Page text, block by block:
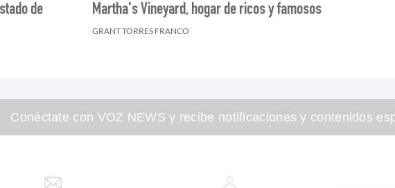
de
Martha's Vineyard, hogar de ricos y famosos
GRANT TORRES FRANCO
Conéctate con VOZ NEWS y recibe notificaciones y contenidos